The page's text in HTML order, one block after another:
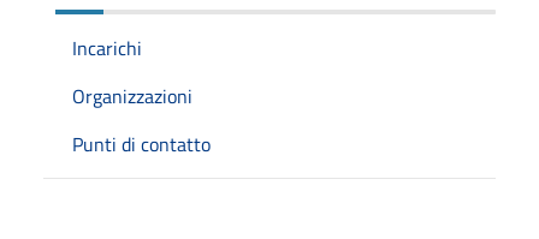
Incarichi
Organizzazioni
Punti di contatto